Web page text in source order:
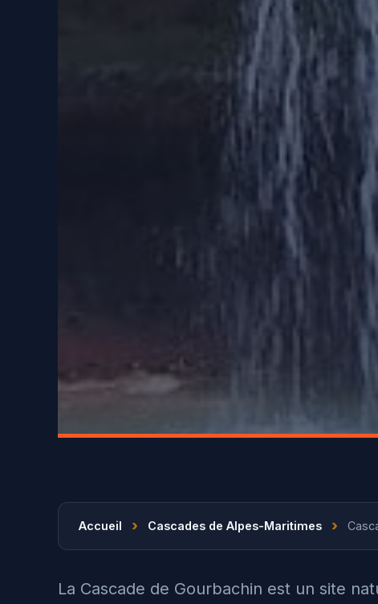
Accueil › Cascades de Alpes-Maritimes ›
La Cascade de Gourbachin est un site